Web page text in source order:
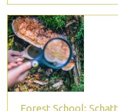
Forest School: